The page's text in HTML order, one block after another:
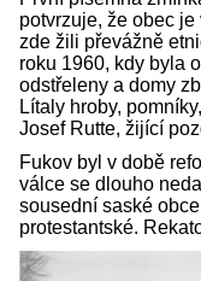
potvrzuje, že obec
zde žili převážně
roku 1960, kdy byla
odstřeleny a domy
Lítaly hroby,
Josef Rutte, žijící
Fukov byl v době
válce se dlouho
sousední saské
protestantské.